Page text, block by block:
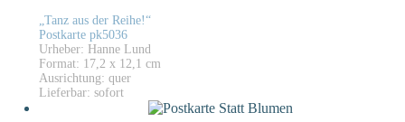
„Tanz aus der Reihe!“
Postkarte pk5036
Urheber: Hanne Lund
Format: 17,2 x 12,1 cm
Ausrichtung: quer
Lieferbar: sofort